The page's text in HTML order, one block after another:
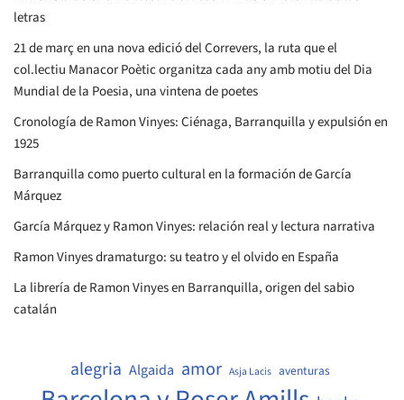
letras
21 de març en una nova edició del Correvers, la ruta que el
col.lectiu Manacor Poètic organitza cada any amb motiu del Dia
Mundial de la Poesia, una vintena de poetes
Cronología de Ramon Vinyes: Ciénaga, Barranquilla y expulsión en
1925
Barranquilla como puerto cultural en la formación de García
Márquez
García Márquez y Ramon Vinyes: relación real y lectura narrativa
Ramon Vinyes dramaturgo: su teatro y el olvido en España
La librería de Ramon Vinyes en Barranquilla, origen del sabio
catalán
alegria Algaida amor Asja Lacis aventuras